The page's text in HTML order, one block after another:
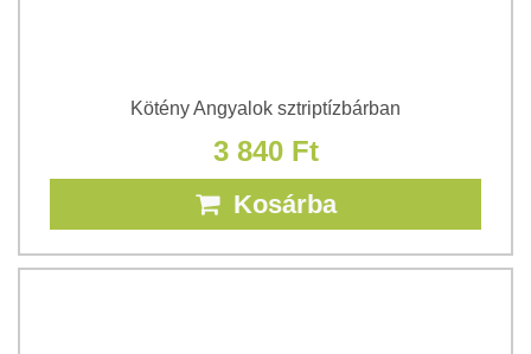
Kötény Angyalok sztriptízbárban
3 840 Ft
Kosárba